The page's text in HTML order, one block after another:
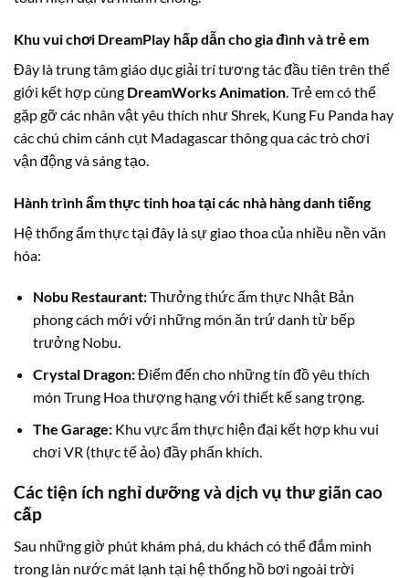
Khu vui chơi DreamPlay hấp dẫn cho gia đình và trẻ em
Đây là trung tâm giáo dục giải trí tương tác đầu tiên trên thế
giới kết hợp cùng DreamWorks Animation. Trẻ em có thể
gặp gỡ các nhân vật yêu thích như Shrek, Kung Fu Panda hay
các chú chim cánh cụt Madagascar thông qua các trò chơi
vận động và sáng tạo.
Hành trình ẩm thực tinh hoa tại các nhà hàng danh tiếng
Hệ thống ẩm thực tại đây là sự giao thoa của nhiều nền văn
hóa:
Nobu Restaurant:Thưởng thức ẩm thực Nhật Bản
phong cách mới với những món ăn trứ danh từ bếp
trưởng Nobu.
Crystal Dragon:Điểm đến cho những tín đồ yêu thích
món Trung Hoa thượng hạng với thiết kế sang trọng.
The Garage:Khu vực ẩm thực hiện đại kết hợp khu vui
chơi VR (thực tế ảo) đầy phấn khích.
Các tiện ích nghỉ dưỡng và dịch vụ thư giãn cao
cấp
Sau những giờ phút khám phá, du khách có thể đắm mình
trong làn nước mát lạnh tại hệ thống hồ bơi ngoài trời